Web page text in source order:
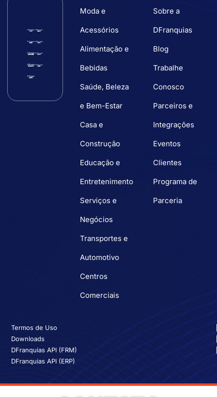
Moda e
Acessórios
Alimentação e
Bebidas
Saúde, Beleza
e Bem-Estar
Casa e
Construção
Educação e
Entretenimento
Serviços e
Negócios
Transportes e
Automotivo
Centros
Comerciais
Sobre a
DFranquias
Blog
Trabalhe
Conosco
Parceiros e
Integrações
Eventos
Clientes
Programa de
Parceria
Termos de Uso
Downloads
DFranquias API (FRM)
DFranquias API (ERP)